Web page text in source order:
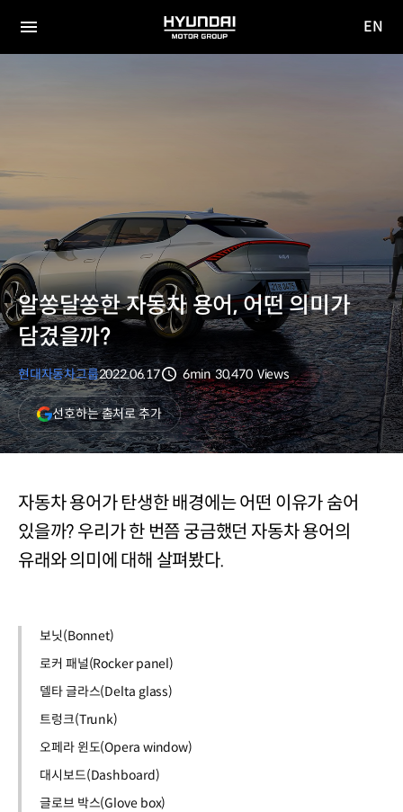
전체
HYUNDAI
MOTOR
EN
알쏭달쏭한 자동차 용어, 어떤 의미가
담겼을까?
현대자동차그룹2022.06.17
분량
6min
조회수
30,470 Views
선호하는 출처로 추가(새
창
열림)
자동차 용어가 탄생한 배경에는 어떤 이유가 숨어
있을까? 우리가 한 번쯤 궁금했던 자동차 용어의
유래와 의미에 대해 살펴봤다.
보닛(Bonnet)
로커 패널(Rocker panel)
델타 글라스(Delta glass)
트렁크(Trunk)
오페라 윈도(Opera window)
대시보드(Dashboard)
글로브 박스(Glove box)